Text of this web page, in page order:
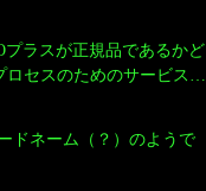
プラスが正規品であるかど
ロセスのためのサービス…
ドネーム（？）のようで